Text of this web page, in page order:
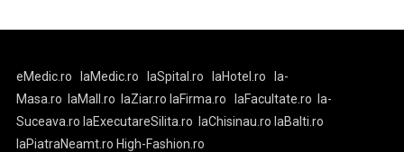
eMedic.ro laMedic.ro laSpital.ro laHotel.ro
la-
Masa.ro
laMall.ro laZiar.ro laFirma.ro laFacultate.ro
la-
Suceava.ro laExecutareSilita.ro laChisinau.ro laBalti.ro
laPiatraNeamt.ro High-Fashion.ro